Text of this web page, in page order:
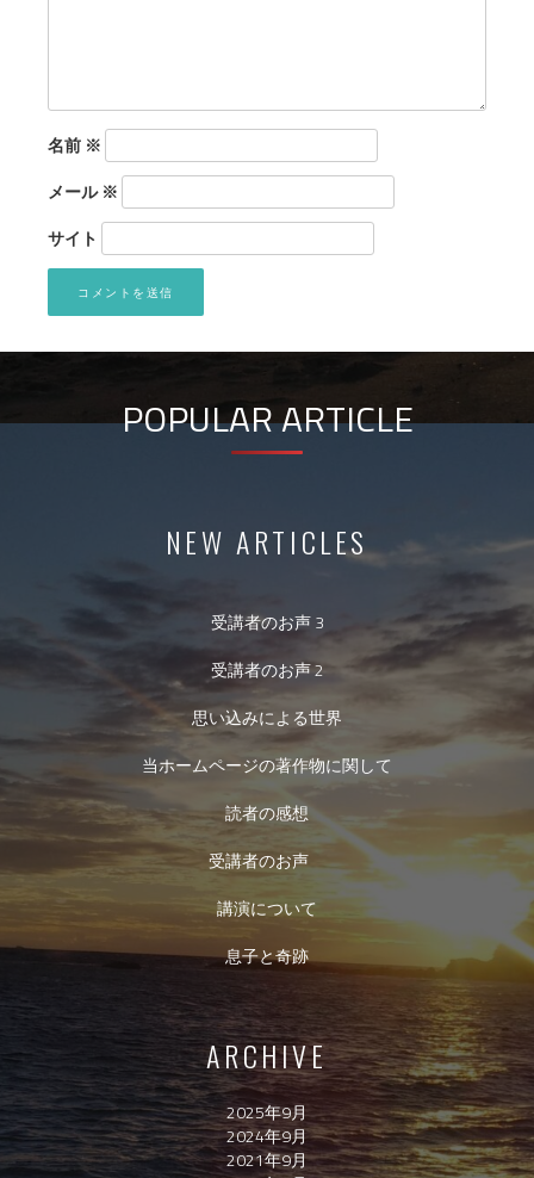
名前 ※
メール※
サイト
POPULAR ARTICLE
NEW ARTICLES
受講者のお声 3
受講者のお声 2
思い込みによる世界
当ホームページの著作物に関して
読者の感想
受講者のお声
講演について
息子と奇跡
ARCHIVE
2025年9月
2024年9月
2021年9月